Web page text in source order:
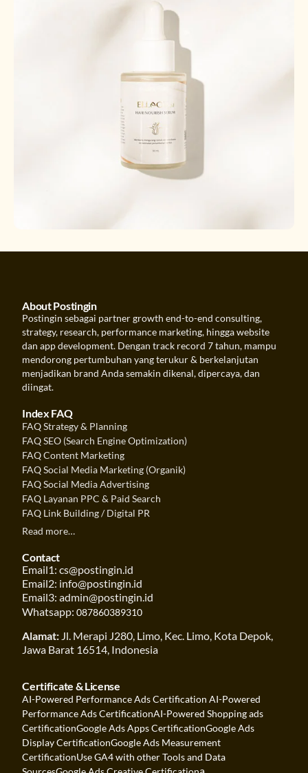
About Postingin
Postingin sebagai partner growth end-to-end consulting,
strategy, research, performance marketing, hingga website
dan app development. Dengan track record 7 tahun, mampu
mendorong pertumbuhan yang terukur & berkelanjutan
menjadikan brand Anda semakin dikenal, dipercaya, dan
diingat.
Index FAQ
FAQ Strategy & Planning
FAQ SEO (Search Engine Optimization)
FAQ Content Marketing
FAQ Social Media Marketing (Organik)
FAQ Social Media Advertising
FAQ Layanan PPC & Paid Search
FAQ Link Building / Digital PR
Read more…
Contact
Email1: cs@postingin.id
Email2: info@postingin.id
Email3: admin@postingin.id
Whatsapp:087860389310
Alamat: Jl. Merapi J280, Limo, Kec. Limo, Kota Depok,
Jawa Barat 16514, Indonesia
Certificate & License
AI-Powered Performance Ads Certification AI-Powered
Performance Ads CertificationAI-Powered Shopping ads
CertificationGoogle Ads Apps CertificationGoogle Ads
Display CertificationGoogle Ads Measurement
CertificationUse GA4 with other Tools and Data
a